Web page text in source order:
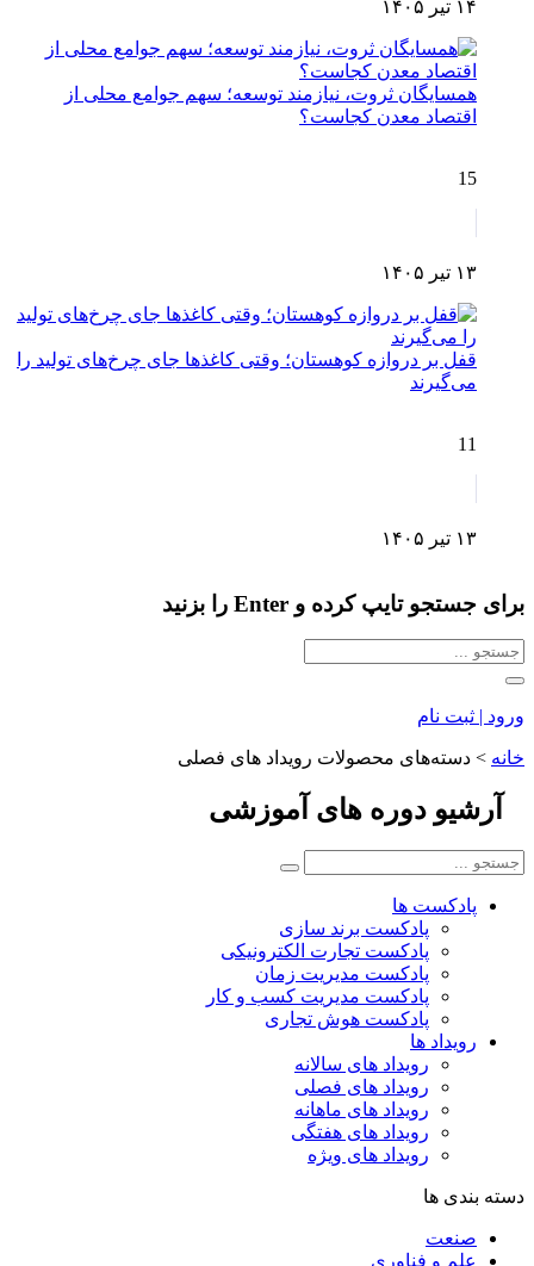
۱۴ تیر ۱۴۰۵
همسایگان ثروت، نیازمند توسعه؛ سهم جوامع محلی از
اقتصاد معدن کجاست؟
15
۱۳ تیر ۱۴۰۵
قفل بر دروازه کوهستان؛ وقتی کاغذها جای چرخ‌های تولید را
می‌گیرند
11
۱۳ تیر ۱۴۰۵
برای جستجو تایپ کرده و Enter را بزنید
ورود | ثبت نام
خانه > دسته‌های محصولات رویداد های فصلی
آرشیو دوره های آموزشی
پادکست ها
پادکست برند سازی
پادکست تجارت الکترونیکی
پادکست مدیریت زمان
پادکست مدیریت کسب و کار
پادکست هوش تجاری
رویداد ها
رویداد های سالانه
رویداد های فصلی
رویداد های ماهانه
رویداد های هفتگی
رویداد های ویژه
دسته بندی ها
صنعت
علم و فناوری